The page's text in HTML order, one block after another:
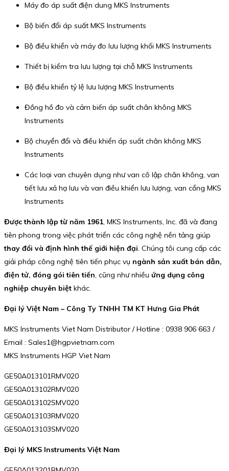
Máy đo áp suất điện dung MKS Instruments
Bộ biến đổi áp suất MKS Instruments
Bộ điều khiển và máy đo lưu lượng khối MKS Instruments
Thiết bị kiểm tra lưu lượng tại chỗ MKS Instruments
Bộ điều khiển tỷ lệ lưu lượng MKS Instruments
Đồng hồ đo và cảm biến áp suất chân không MKS
Instruments
Bộ chuyển đổi và điều khiển áp suất chân không MKS
Instruments
Các loại van chuyên dụng như van cô lập chân không, van
tiết lưu xả hạ lưu và van điều khiển lưu lượng, van cổng MKS
Instruments
Được thành lập từ năm 1961, MKS Instruments, Inc. đã và đang
tiên phong trong việc phát triển các công nghệ nền tảng giúp
thay đổi và định hình thế giới hiện đại. Chúng tôi cung cấp các
giải pháp công nghệ tiên tiến phục vụ ngành sản xuất bán dẫn,
điện tử, đóng gói tiên tiến, cũng như nhiều ứng dụng công
nghiệp chuyên biệt khác.
Đại lý Việt Nam – Công Ty TNHH TM KT Hưng Gia Phát
MKS Instruments Viet Nam Distributor / Hotline : 0938 906 663 /
Email : Sales1@hgpvietnam.com
MKS Instruments HGP Viet Nam
GE50A013101RMV020
GE50A013102RMV020
GE50A013102SMV020
GE50A013103RMV020
GE50A013103SMV020
Đại lý MKS Instruments Việt Nam